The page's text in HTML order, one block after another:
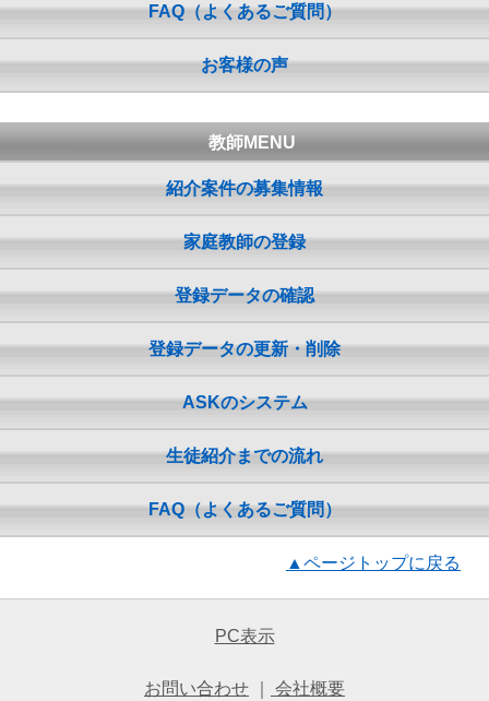
FAQ（よくあるご質問）
お客様の声
教師MENU
紹介案件の募集情報
家庭教師の登録
登録データの確認
登録データの更新・削除
ASKのシステム
生徒紹介までの流れ
FAQ（よくあるご質問）
▲ページトップに戻る
PC表示
お問い合わせ 会社概要